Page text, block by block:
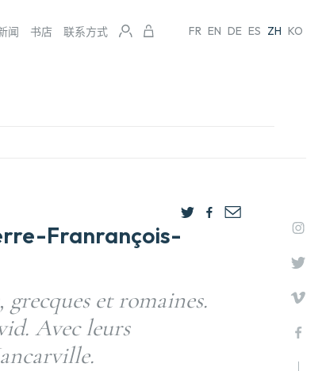
闻 书店 联系方式 FR EN DE ES ZH KO
Franrançois-
et romaines.
Avec leurs